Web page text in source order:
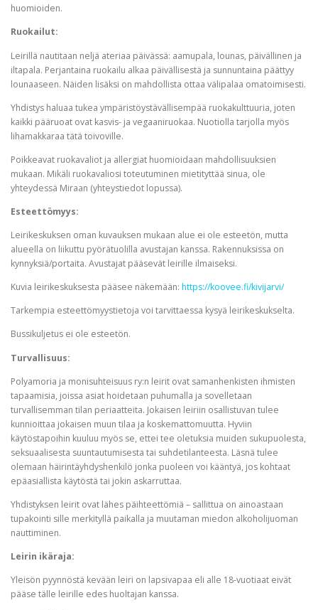
huomioiden.
Ruokailut:
Leirillä nautitaan neljä ateriaa päivässä: aamupala, lounas, päivällinen ja
iltapala. Perjantaina ruokailu alkaa päivällisestä ja sunnuntaina päättyy
lounaaseen. Näiden lisäksi on mahdollista ottaa välipalaa omatoimisesti.
Yhdistys haluaa tukea ympäristöystävällisempää ruokakulttuuria, joten
kaikki pääruoat ovat kasvis- ja vegaaniruokaa. Nuotiolla tarjolla myös
lihamakkaraa tätä toivoville.
Poikkeavat ruokavaliot ja allergiat huomioidaan mahdollisuuksien
mukaan. Mikäli ruokavaliosi toteutuminen mietityttää sinua, ole
yhteydessä Miraan (yhteystiedot lopussa).
Esteettömyys:
Leirikeskuksen oman kuvauksen mukaan alue ei ole esteetön, mutta
alueella on liikuttu pyörätuolilla avustajan kanssa. Rakennuksissa on
kynnyksiä/portaita. Avustajat pääsevät leirille ilmaiseksi.
Kuvia leirikeskuksesta pääsee näkemään: https://koovee.fi/kivijarvi/
Tarkempia esteettömyystietoja voi tarvittaessa kysyä leirikeskukselta.
Bussikuljetus ei ole esteetön.
Turvallisuus:
Polyamoria ja monisuhteisuus ry:n leirit ovat samanhenkisten ihmisten
tapaamisia, joissa asiat hoidetaan puhumalla ja sovelletaan
turvallisemman tilan periaatteita. Jokaisen leiriin osallistuvan tulee
kunnioittaa jokaisen muun tilaa ja koskemattomuutta. Hyviin
käytöstapoihin kuuluu myös se, ettei tee oletuksia muiden sukupuolesta,
seksuaalisesta suuntautumisesta tai suhdetilanteesta. Läsnä tulee
olemaan häirintäyhdyshenkilö jonka puoleen voi kääntyä, jos kohtaat
epäasiallista käytöstä tai jokin askarruttaa.
Yhdistyksen leirit ovat lähes päihteettömiä – sallittua on ainoastaan
tupakointi sille merkityllä paikalla ja muutaman miedon alkoholijuoman
nauttiminen.
Leirin ikäraja:
Yleisön pyynnöstä kevään leiri on lapsivapaa eli alle 18-vuotiaat eivät
pääse tälle leirille edes huoltajan kanssa.